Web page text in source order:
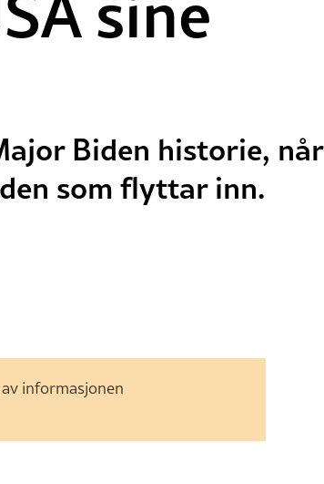
Biden historie, når
som flyttar inn.
informasjonen